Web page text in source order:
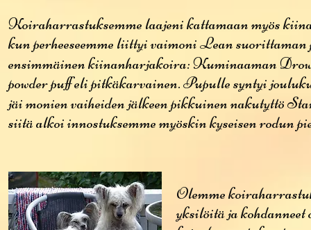
Koiraharrastuksemme laajeni kattamaan myös
kun perheeseemme liittyi vaimoni Lean suorittaman
ensimmäinen kiinanharjakoira: Kuminaaman
powder puff eli pitkäkarvainen. Pupulle syntyi
jäi monien vaiheiden jälkeen pikkuinen nakutyttö
siitä alkoi innostuksemme myöskin kyseisen rodun
Olemme
yksilöitä ja